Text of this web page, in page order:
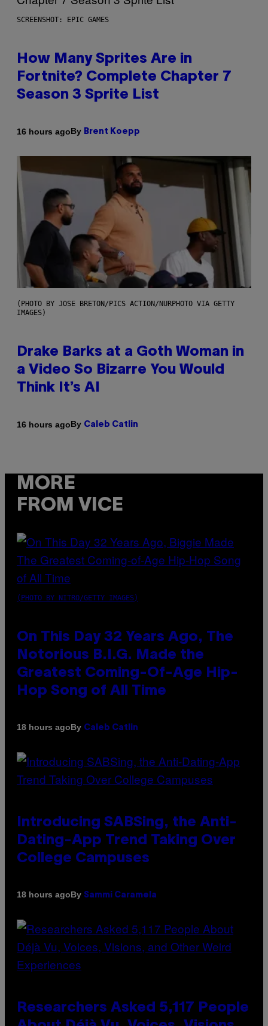
SCREENSHOT: EPIC GAMES
How Many Sprites Are in
Fortnite? Complete Chapter 7
Season 3 Sprite List
16 hours agoBy Brent Koepp
(PHOTO BY JOSE BRETON/PICS ACTION/NURPHOTO VIA GETTY
IMAGES)
Drake Barks at a Goth Woman in
a Video So Bizarre You Would
Think It’s AI
16 hours agoBy Caleb Catlin
MORE
FROM VICE
(PHOTO BY NITRO/GETTY IMAGES)
On This Day 32 Years Ago, The
Notorious B.I.G. Made the
Greatest Coming-Of-Age Hip-
Hop Song of All Time
18 hours agoBy Caleb Catlin
Introducing SABSing, the Anti-
Dating-App Trend Taking Over
College Campuses
18 hours agoBy Sammi Caramela
Researchers Asked 5,117 People